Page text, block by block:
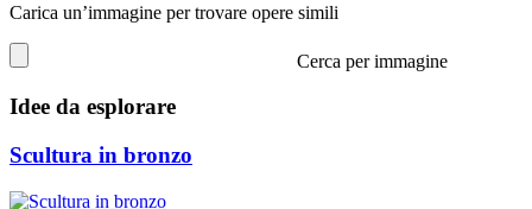
Carica un’immagine per trovare opere simili
Cerca per immagine
Idee da esplorare
Scultura in bronzo